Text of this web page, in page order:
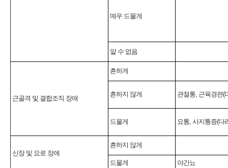
매우 드물게
알 수 없음
근골격 및 결합조직 장애
흔하게
흔하지 않게 관절통, 근육경련(
드물게 요통, 사지통증(다
신장 및 요로 장애
흔하지 않게
드물게 야간뇨